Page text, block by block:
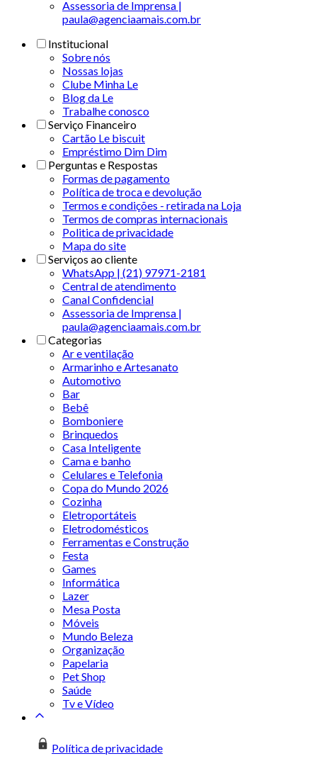
Assessoria de Imprensa |
paula@agenciaamais.com.br
Institucional
Sobre nós
Nossas lojas
Clube Minha Le
Blog da Le
Trabalhe conosco
Serviço Financeiro
Cartão Le biscuit
Empréstimo Dim Dim
Perguntas e Respostas
Formas de pagamento
Política de troca e devolução
Termos e condições - retirada na Loja
Termos de compras internacionais
Politica de privacidade
Mapa do site
Serviços ao cliente
WhatsApp | (21) 97971-2181
Central de atendimento
Canal Confidencial
Assessoria de Imprensa |
paula@agenciaamais.com.br
Categorias
Ar e ventilação
Armarinho e Artesanato
Automotivo
Bar
Bebê
Bomboniere
Brinquedos
Casa Inteligente
Cama e banho
Celulares e Telefonia
Copa do Mundo 2026
Cozinha
Eletroportáteis
Eletrodomésticos
Ferramentas e Construção
Festa
Games
Informática
Lazer
Mesa Posta
Móveis
Mundo Beleza
Organização
Papelaria
Pet Shop
Saúde
Tv e Vídeo
Política de privacidade